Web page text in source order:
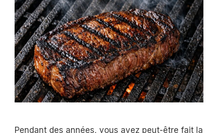
Pendant des années, vous avez peut-être fait la